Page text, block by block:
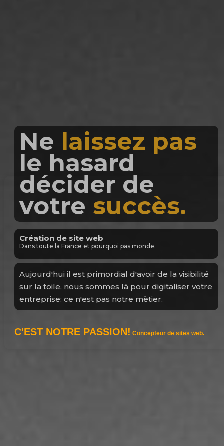
Joueztoutes
vos cartes
êtes
nous aussi.
Agence web
Notre métier, c'est créer avec vous votre futur.